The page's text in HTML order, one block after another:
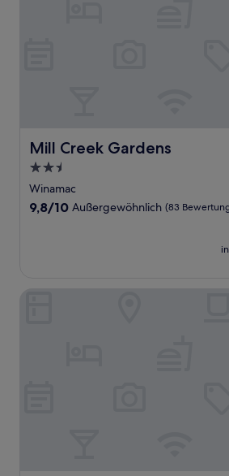
Mill Creek Gardens
Mill Creek Gardens
2.5-
Sterne-
Unterkunft
Winamac
9.8
9,8/10 Außergewöhnlich (83